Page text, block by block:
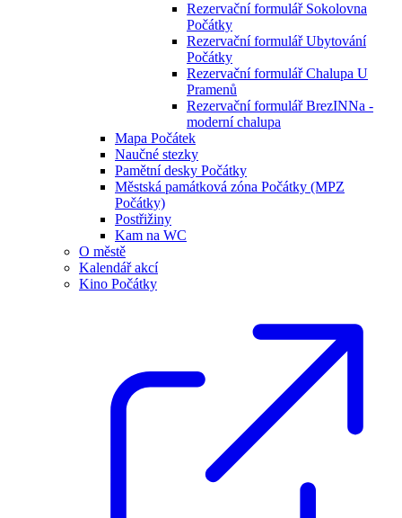
Rezervační formulář Sokolovna
Počátky
Rezervační formulář Ubytování
Počátky
Rezervační formulář Chalupa U
Pramenů
Rezervační formulář BrezINNa -
moderní chalupa
Mapa Počátek
Naučné stezky
Pamětní desky Počátky
Městská památková zóna Počátky (MPZ
Počátky)
Postřižiny
Kam na WC
O městě
Kalendář akcí
Kino Počátky